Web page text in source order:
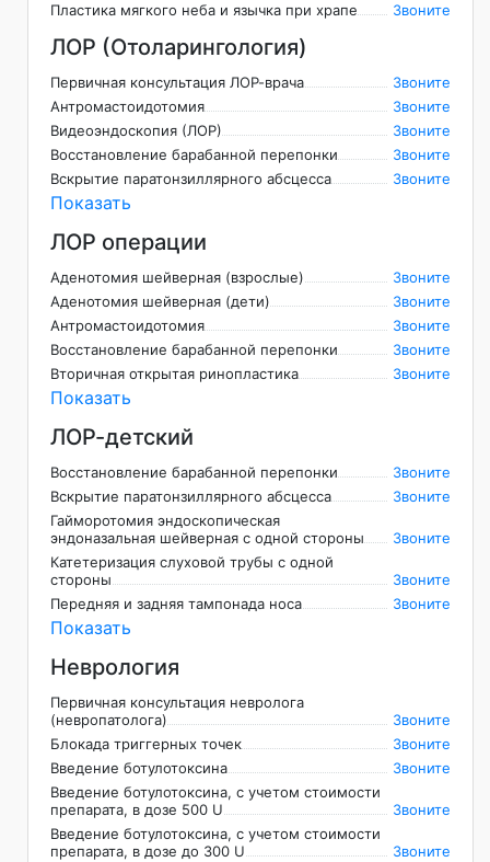
Пластика мягкого неба и язычка при храпе Звоните
ЛОР (Отоларингология)
Первичная консультация ЛОР-врача
Звоните
Антромастоидотомия
Звоните
Видеоэндоскопия (ЛОР)
Звоните
Восстановление барабанной перепонки
Звоните
Вскрытие паратонзиллярного абсцесса
Звоните
Показать
ЛОР операции
Аденотомия шейверная (взрослые)
Звоните
Аденотомия шейверная (дети)
Звоните
Антромастоидотомия
Звоните
Восстановление барабанной перепонки
Звоните
Вторичная открытая ринопластика
Звоните
Показать
ЛОР-детский
Восстановление барабанной перепонки
Звоните
Вскрытие паратонзиллярного абсцесса
Звоните
Гайморотомия эндоскопическая
эндоназальная шейверная с одной стороны
Звоните
Катетеризация слуховой трубы с одной
стороны
Звоните
Передняя и задняя тампонада носа
Звоните
Показать
Неврология
Первичная консультация невролога
(невропатолога)
Звоните
Блокада триггерных точек
Звоните
Введение ботулотоксина
Звоните
Введение ботулотоксина, с учетом стоимости
препарата, в дозе 500 U
Звоните
Введение ботулотоксина, с учетом стоимости
препарата, в дозе до 300 U
Звоните